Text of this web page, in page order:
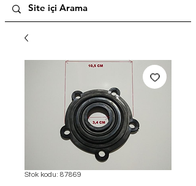
Stok kodu: 87869